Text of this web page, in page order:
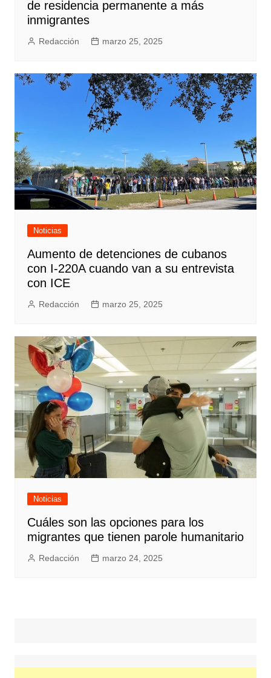
de residencia permanente a más
inmigrantes
Redacción marzo 25, 2025
Noticias
Aumento de detenciones de cubanos
con I-220A cuando van a su entrevista
con ICE
Redacción marzo 25, 2025
Noticias
Cuáles son las opciones para los
migrantes que tienen parole humanitario
Redacción marzo 24, 2025